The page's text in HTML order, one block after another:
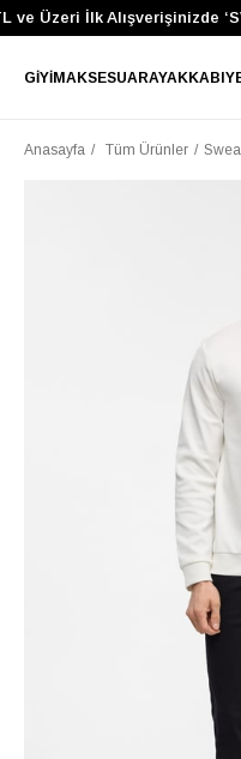
Üzeri İlk Alışverişinizde
GIYIMAKSESUARAYAKKABI
Anasayfa Tüm Ürünler